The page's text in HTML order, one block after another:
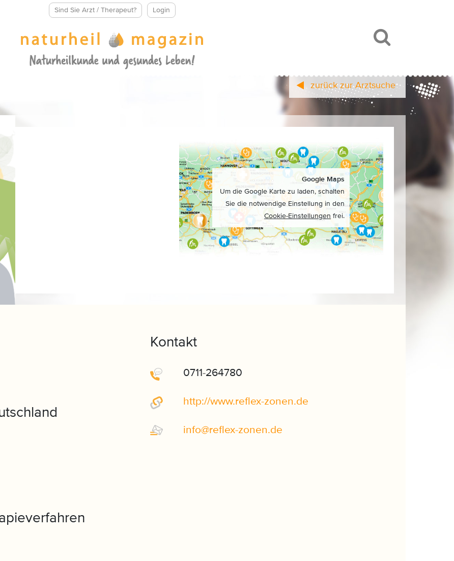
Sind Sie Arzt / Therapeut?
Login
zurück zur Arztsuche
Google Maps
Um die Google Karte zu laden, schalten
Sie die notwendige Einstellung in den
Cookie-Einstellungen frei.
Kontakt
0711-264780
http://www.reflex-zonen.de
info@reflex-zonen.de